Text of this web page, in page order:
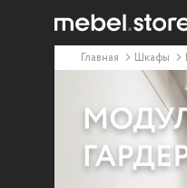
Главная Шкафы